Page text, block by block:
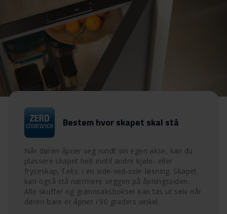
Bestem hvor skapet skal stå
Når døren åpner seg rundt sin egen akse, kan du
plassere skapet helt inntil andre kjøle- eller
fryseskap, f.eks. i en side-ved-side-løsning. Skapet
kan også stå nærmere veggen på åpningssiden.
Alle skuffer og grønnsaksbokser kan tas ut selv når
døren bare er åpnet i 90 graders vinkel.